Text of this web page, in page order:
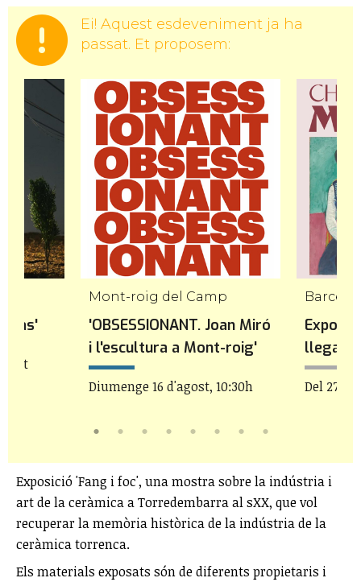
Ei! Aquest esdeveniment ja ha
passat. Et proposem:
mas'
Mont-roig del Camp
'OBSESSIONANT. Joan Miró
i l'escultura a Mont-roig'
Diumenge 16 d'agost, 10:30h
llegat
Del 27
Exposició 'Fang i foc', una mostra sobre la indústria i
art de la ceràmica a Torredembarra al sXX, que vol
recuperar la memòria històrica de la indústria de la
ceràmica torrenca.
Els materials exposats són de diferents propietaris i